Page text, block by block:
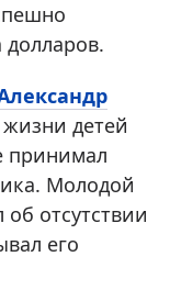
детей
принимал
Молодой
отсутствии
его